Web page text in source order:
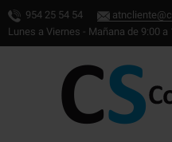
954 25 54 54
Lunes a Viernes - Mañana de 9:00 a